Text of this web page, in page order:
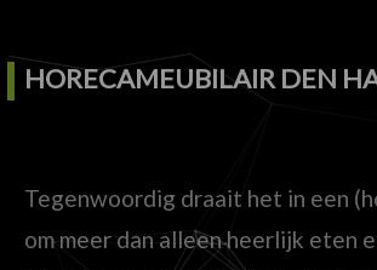
HORECAMEUBILAIR DEN
Tegenwoordig draait het in een
om meer dan alleen heerlijk eten